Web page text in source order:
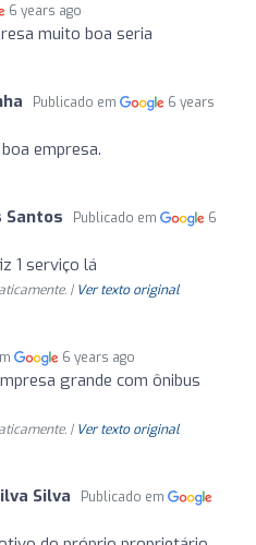
6 years ago
muito boa seria
Publicado em
6 years
empresa.
Santos Publicado em
6
1 serviço lá
| Ver texto original
6 years ago
grande com ônibus
| Ver texto original
Silva
Publicado em